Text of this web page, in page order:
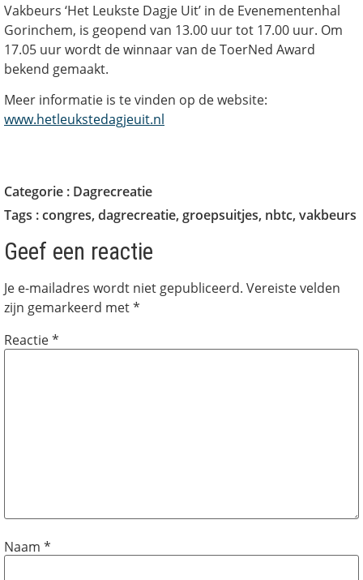
Vakbeurs ‘Het Leukste Dagje Uit’ in de Evenementenhal
Gorinchem, is geopend van 13.00 uur tot 17.00 uur. Om
17.05 uur wordt de winnaar van de ToerNed Award
bekend gemaakt.
Meer informatie is te vinden op de website:
www.hetleukstedagjeuit.nl
Categorie : Dagrecreatie
Tags :congres, dagrecreatie, groepsuitjes, nbtc, vakbeurs
Geef een reactie
Je e-mailadres wordt niet gepubliceerd. Vereiste velden
zijn gemarkeerd met*
Reactie*
Naam *